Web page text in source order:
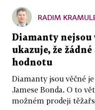
RADIM
Diamanty nejsou
ukazuje, že
hodnotu
Diamanty jsou věčné
Jamese Bonda. O to
možném prodeji